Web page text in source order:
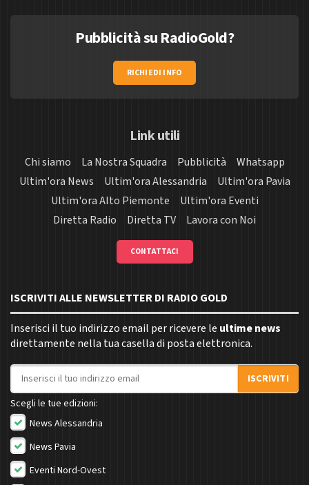
Pubblicità su RadioGold?
RICHIEDI INFO
Link utili
Chi siamo La Nostra Squadra Pubblicità
Whatsapp
Ultim'ora News
Ultim'ora Alessandria
Ultim'ora Pavia
Ultim'ora Alto Piemonte
Ultim'ora Eventi
Diretta Radio
Diretta TV Lavora con Noi
CONTATTACI
ISCRIVITI ALLE NEWSLETTER DI RADIO GOLD
Inserisci il tuo indirizzo email per ricevere le ultime news
direttamente nella tua casella di posta elettronica.
Indirizzo email
ISCRIVITI
Scegli le tue edizioni:
News Alessandria
News Pavia
Eventi Nord-Ovest